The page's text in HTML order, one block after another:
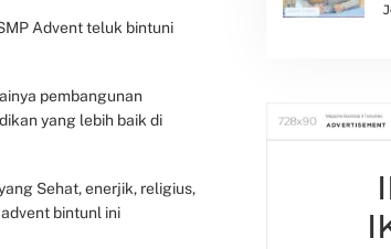
Advent teluk bintuni
pembangunan
yang lebih baik di
Sehat, enerjik, religius,
bintunl ini